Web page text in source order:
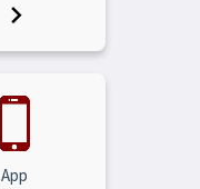
App